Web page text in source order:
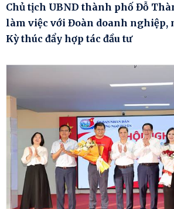
Chủ tịch UBND thành phố Đỗ
làm việc với Đoàn doanh nghiệp,
Kỳ thúc đẩy hợp tác đầu tư